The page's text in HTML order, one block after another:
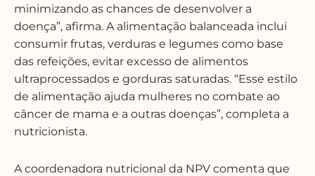
minimizando as chances de desenvolver a
doença”, afirma. A alimentação balanceada inclui
consumir frutas, verduras e legumes como base
das refeições, evitar excesso de alimentos
ultraprocessados e gorduras saturadas. “Esse estilo
de alimentação ajuda mulheres no combate ao
câncer de mama e a outras doenças”, completa a
nutricionista.
A coordenadora nutricional da NPV comenta que